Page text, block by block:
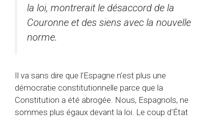
la loi, montrerait le désaccord de la
Couronne et des siens avec la nouvelle
norme.
Il va sans dire que l’Espagne n’est plus une
démocratie constitutionnelle parce que la
Constitution a été abrogée. Nous, Espagnols, ne
sommes plus égaux devant la loi. Le coup d'État